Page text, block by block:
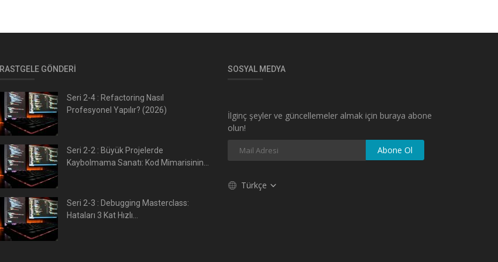
RASTGELE GÖNDERI
Seri 2-4 : Refactoring Nasıl
Profesyonel Yapılır? (2026)
Seri 2-2 : Büyük Projelerde
Kaybolmama Sanatı: Kod Mimarisinin...
Seri 2-3 : Debugging Masterclass:
Hataları 3 Kat Hızlı...
SOSYAL MEDYA
İlginç şeyler ve güncellemeler almak için buraya abone
olun!
Abone Ol
Türkçe